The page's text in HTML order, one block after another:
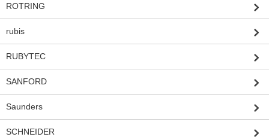
ROTRING
rubis
RUBYTEC
SANFORD
Saunders
SCHNEIDER